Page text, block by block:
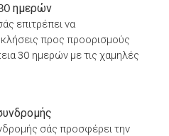
ημερών
επιτρέπει να
κλήσεις προς προορισμούς
30 ημερών με τις χαμηλές
σάς προσφέρει την